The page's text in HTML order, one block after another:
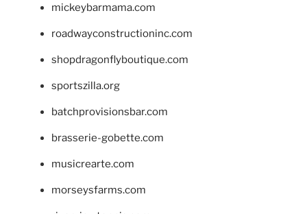
mickeybarmama.com
roadwayconstructioninc.com
shopdragonflyboutique.com
sportszilla.org
batchprovisionsbar.com
brasserie-gobette.com
musicrearte.com
morseysfarms.com